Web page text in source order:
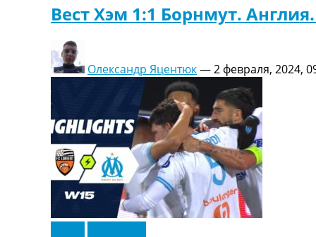
Вест Хэм 1:1 Борнмут.
Олександр Яцентюк—2 февраля, 2024,